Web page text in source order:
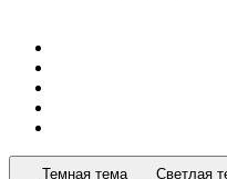
Темная тема Светлая